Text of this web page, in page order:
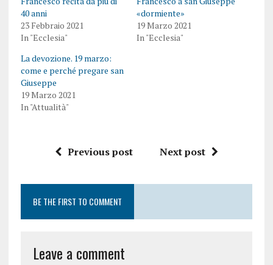
40 anni
23 Febbraio 2021
In "Ecclesia"
«dormiente»
19 Marzo 2021
In "Ecclesia"
La devozione. 19 marzo:
come e perché pregare san
Giuseppe
19 Marzo 2021
In "Attualità"
Previous post Next post
BE THE FIRST TO COMMENT
Leave a comment